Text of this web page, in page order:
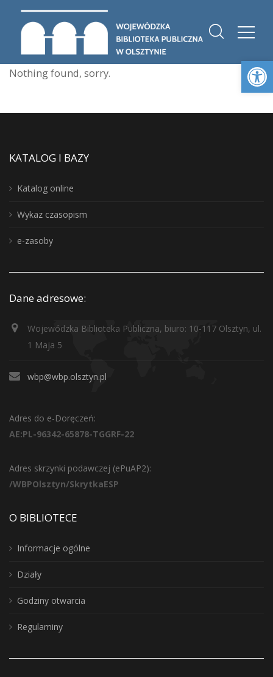
Nothing found, sorry.
KATALOG I BAZY
Katalog online
Wykaz czasopism
e-zasoby
Dane adresowe:
Wojewódzka Biblioteka Publiczna, biuro: 10-117 Olsztyn, ul.
1 Maja 5
wbp@wbp.olsztyn.pl
Adres do e-Doręczeń:
AE:PL-96342-65878-TGGRF-22
Adres skrzynki podawczej (ePuAP2):
/WBPOlsztyn/SkrytkaESP
O BIBLIOTECE
Informacje ogólne
Działy
Godziny otwarcia
Regulaminy